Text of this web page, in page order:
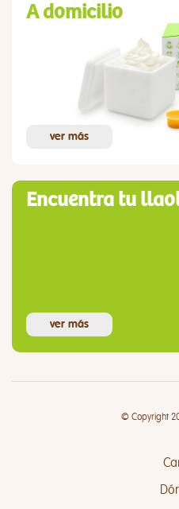
A domicilio
ver más
Encuentra tu
ver más
© Copyright